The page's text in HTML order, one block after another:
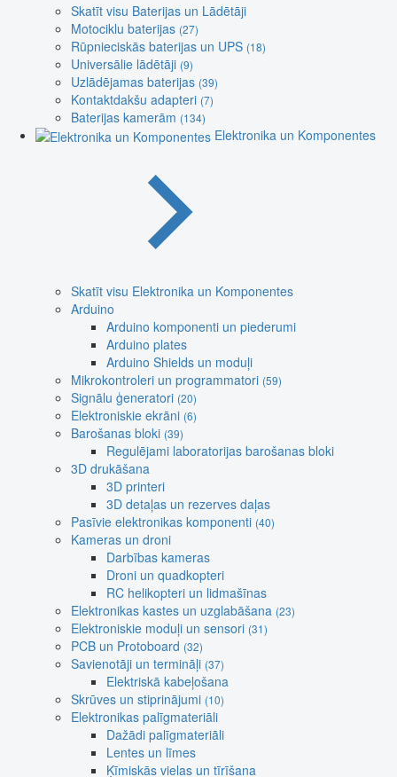
Skatīt visu Baterijas un Lādētāji
Motociklu baterijas (27)
Rūpnieciskās baterijas un UPS (18)
Universālie lādētāji (9)
Uzlādējamas baterijas (39)
Kontaktdakšu adapteri (7)
Baterijas kamerām (134)
Elektronika un Komponentes
Skatīt visu Elektronika un Komponentes
Arduino
Arduino komponenti un piederumi
Arduino plates
Arduino Shields un moduļi
Mikrokontroleri un programmatori (59)
Signālu ģeneratori (20)
Elektroniskie ekrāni (6)
Barošanas bloki (39)
Regulējami laboratorijas barošanas bloki
3D drukāšana
3D printeri
3D detaļas un rezerves daļas
Pasīvie elektronikas komponenti (40)
Kameras un droni
Darbības kameras
Droni un quadkopteri
RC helikopteri un lidmašīnas
Elektronikas kastes un uzglabāšana (23)
Elektroniskie moduļi un sensori (31)
PCB un Protoboard (32)
Savienotāji un termināļi (37)
Elektriskā kabeļošana
Skrūves un stiprinājumi (10)
Elektronikas palīgmateriāli
Dažādi palīgmateriāli
Lentes un līmes
Ķīmiskās vielas un tīrīšana